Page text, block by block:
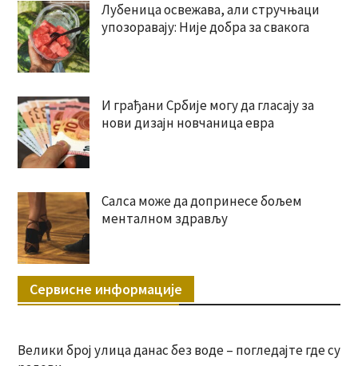
Лубеница освежава, али стручњаци
упозоравају: Није добра за свакога
И грађани Србије могу да гласају за
нови дизајн новчаница евра
Салса може да допринесе бољем
менталном здрављу
Сервисне информације
Велики број улица данас без воде – погледајте где су